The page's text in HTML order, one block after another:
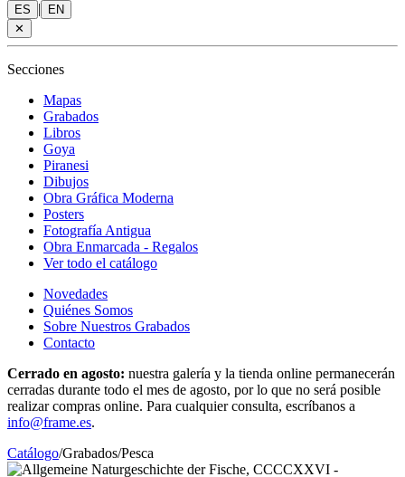
ES |
EN
✕
Secciones
Mapas
Grabados
Libros
Goya
Piranesi
Dibujos
Obra Gráfica Moderna
Posters
Fotografía Antigua
Obra Enmarcada - Regalos
Ver todo el catálogo
Novedades
Quiénes Somos
Sobre Nuestros Grabados
Contacto
Cerrado en agosto: nuestra galería y la tienda online permanecerán
cerradas durante todo el mes de agosto, por lo que no será posible
realizar compras online. Para cualquier consulta, escríbanos a
info@frame.es.
Catálogo/Grabados/Pesca